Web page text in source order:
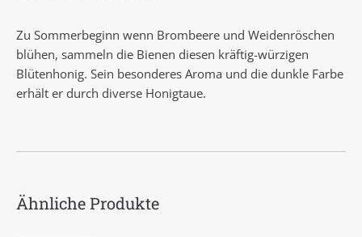
Zu Sommerbeginn wenn Brombeere und Weidenröschen
blühen, sammeln die Bienen diesen kräftig-würzigen
Blütenhonig. Sein besonderes Aroma und die dunkle Farbe
erhält er durch diverse Honigtaue.
Ähnliche Produkte